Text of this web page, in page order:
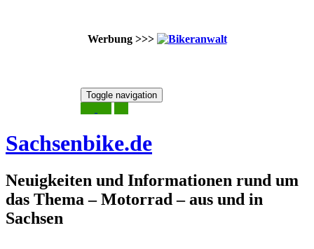
Werbung >>>
Toggle navigation
Sachsenbike.de
Neuigkeiten und Informationen rund um
das Thema – Motorrad – aus und in
Sachsen